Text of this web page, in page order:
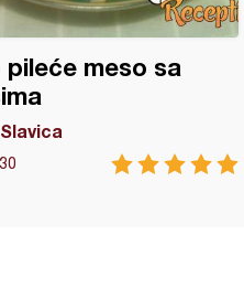
pileće meso sa
Slavica